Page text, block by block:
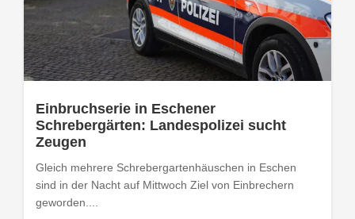
Einbruchserie in Eschener
Schrebergärten: Landespolizei sucht
Zeugen
Gleich mehrere Schrebergartenhäuschen in Eschen
sind in der Nacht auf Mittwoch Ziel von Einbrechern
geworden....